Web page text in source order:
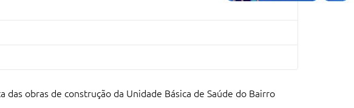
obras de construção da Unidade Básica de Saúde do Bairro